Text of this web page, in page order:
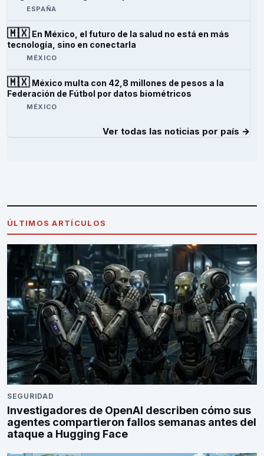
ESPAÑA
🇲🇽 En México, el futuro de la salud no está en más
tecnología, sino en conectarla
MÉXICO
🇲🇽 México multa con 42,8 millones de pesos a la
Federación de Fútbol por datos biométricos
MÉXICO
Ver todas las noticias por país →
ÚLTIMOS ARTÍCULOS
SEGURIDAD
Investigadores de OpenAI describen cómo sus
agentes compartieron fallos semanas antes del
ataque a Hugging Face